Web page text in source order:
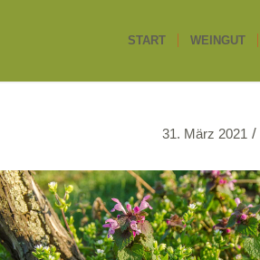
START WEINGUT
31. März 2021 /